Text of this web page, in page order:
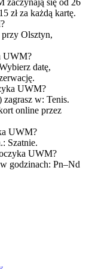
zaczynają się od 26
zł za każdą kartę.
Olsztyn,
UWM?
datę,
UWM?
w: Tenis.
online przez
UWM?
Szatnie.
UWM?
godzinach: Pn–Nd